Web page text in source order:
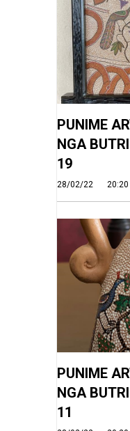
PUNIME
NGA
19
28/02/22 20:20
PUNIME
NGA
11